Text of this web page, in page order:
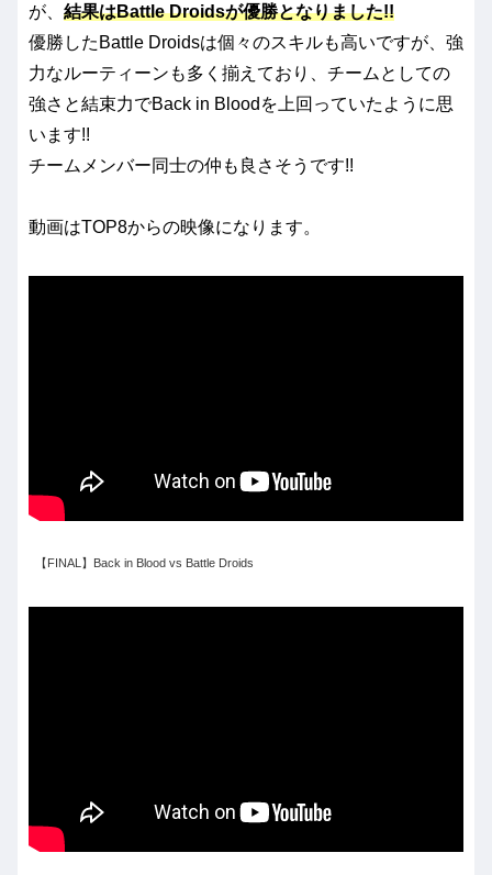
が、 結果はBattle Droidsが優勝となりました!!
優勝したBattle Droidsは個々のスキルも高いですが、強
力なルーティーンも多く揃えており、チームとしての
強さと結束力でBack in Bloodを上回っていたように思
います!!
チームメンバー同士の仲も良さそうです!!
動画はTOP8からの映像になります。
【FINAL】Back in Blood vs Battle Droids